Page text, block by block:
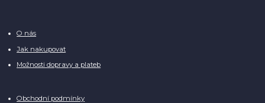
O nás
Jak nakupovat
Možnosti dopravy a plateb
Obchodní podmínky